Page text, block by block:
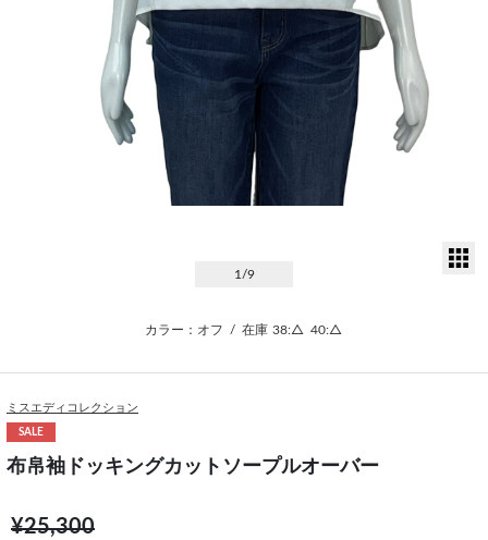
1 /9
カラー：オフ / 在庫 38:△ 40:△
ミスエディコレクション
SALE
布帛袖ドッキングカットソープルオーバー
¥25,300